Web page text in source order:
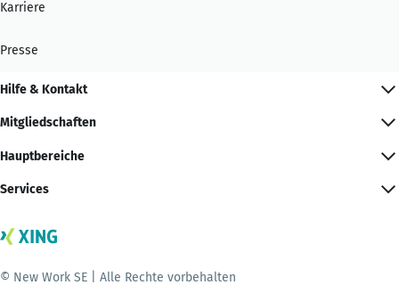
Karriere
Presse
Hilfe & Kontakt
Mitgliedschaften
Hauptbereiche
Services
© New Work SE | Alle Rechte vorbehalten